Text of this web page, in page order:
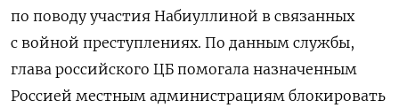
по поводу участия Набиуллиной в связанных
с войной преступлениях. По данным службы,
глава российского ЦБ помогала назначенным
Россией местным администрациям блокировать